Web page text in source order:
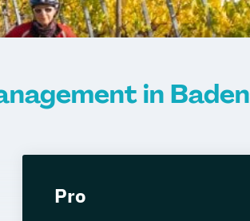
in
Pro